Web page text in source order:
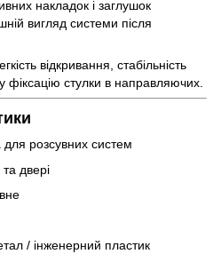
накладок і заглушок
вигляд системи після
відкривання, стабільність
фіксацію стулки в направляючих.
для розсувних систем
двері
/ інженерний пластик